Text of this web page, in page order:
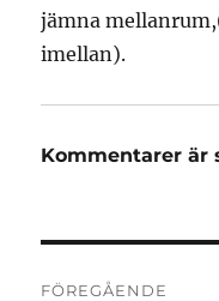
jämna
imellan).
Kommentarer är
FÖREGÅENDE